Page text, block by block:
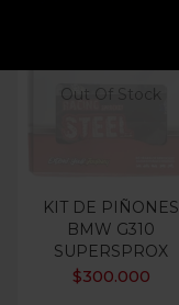
Out Of Stock
KIT DE PIÑONES
BMW G310
SUPERSPROX
$300.000